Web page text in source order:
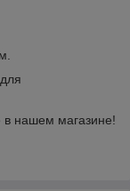
нашем магазине!